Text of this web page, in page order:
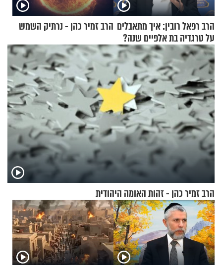
הרב רפאל רובין: איך מתאבלים
על טרגדיה בת אלפיים שנה?
הרב זמיר כהן - נרתיק השמש
הרב זמיר כהן - זהות האומה היהודית